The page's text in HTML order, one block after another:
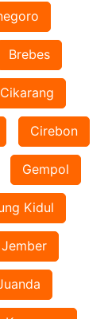
Brebes
Cikarang
Cirebon
Gempol
Kidul
Jember